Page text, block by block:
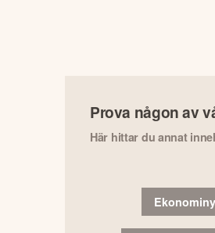
Prova någon av
Här hittar du annat